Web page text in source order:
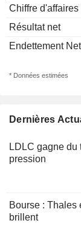
Dernières
LDLC gagne du
pression
Bourse : Thales
brillent
Chiffre d'affaires
Résultat net
Endettement Net
* Données estimées